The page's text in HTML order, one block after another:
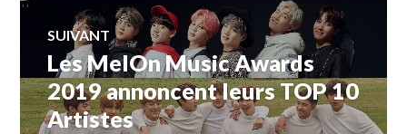
SUIVANT
Article
Suivant:
Les MelOn Music Awards
2019 annoncent leurs TOP 10
Artistes